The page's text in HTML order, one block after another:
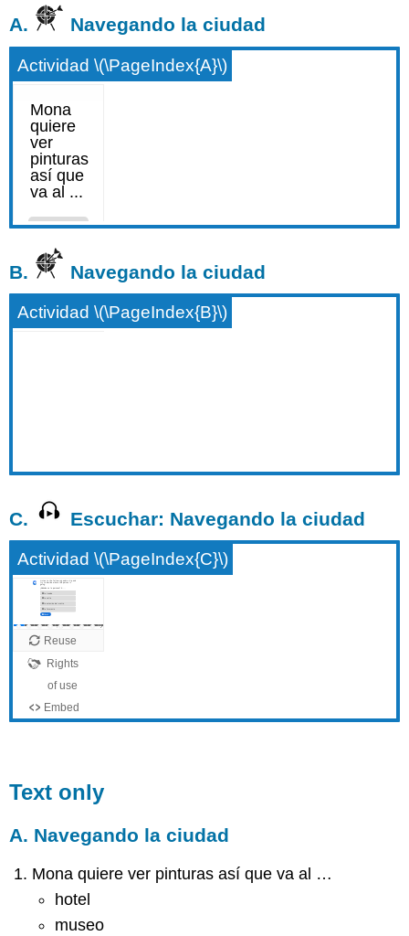
A. Navegando la ciudad
Actividad \(\PageIndex{A}\)
B. Navegando la ciudad
Actividad \(\PageIndex{B}\)
C. Escuchar: Navegando la ciudad
Actividad \(\PageIndex{C}\)
Text only
A. Navegando la ciudad
Mona quiere ver pinturas así que va al …
hotel
museo